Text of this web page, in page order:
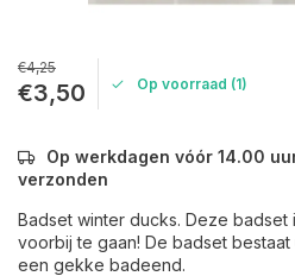
€4,25
€3,50 Op voorraad (1)
Op werkdagen vóór 14.00
verzonden
Badset winter ducks. Deze badset
voorbij te gaan! De badset
een gekke badeend.